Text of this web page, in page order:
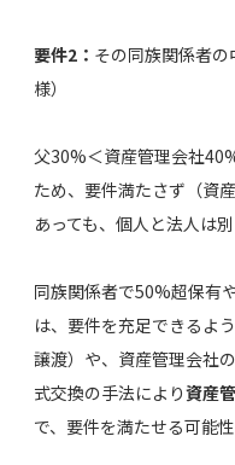
要件2： その同族関係者
様）
父30%＜資産管理会社
ため、要件満たさず（資
あっても、個人と法人は別
同族関係者で50%超保有
は、要件を充足できるよ
譲渡）や、資産管理会社
式交換の手法により資産
で、要件を満たせる可能性